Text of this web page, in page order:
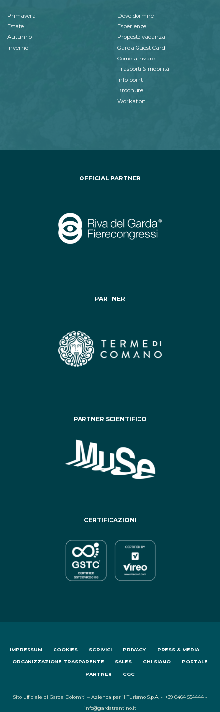
Primavera
Estate
Autunno
Inverno
Dove dormire
Esperienze
Proposte vacanza
Garda Guest Card
Come arrivare
Trasporti & mobilità
Info point
Brochure
Workation
OFFICIAL PARTNER
PARTNER
PARTNER SCIENTIFICO
CERTIFICAZIONI
IMPRESSUM COOKIES SCRIVICI PRIVACY PRESS & MEDIA
ORGANIZZAZIONE TRASPARENTE SALES CHI SIAMO PORTALE
PARTNER CGC
Sito ufficiale di Garda Dolomiti – Azienda per il Turismo S.p.A. - +39 0464 554444 -
info@gardatrentino.it